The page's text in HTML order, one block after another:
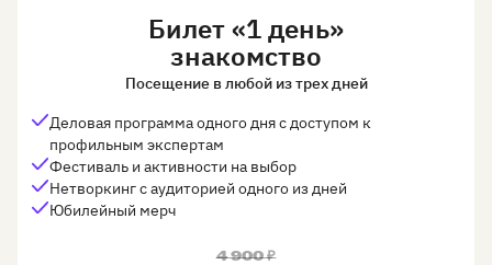
Билет «1 день»
знакомство
Посещение в любой из трех дней
Деловая программа одного дня с доступом к
профильным экспертам
Фестиваль и активности на выбор
Нетворкинг с аудиторией одного из дней
Юбилейный мерч
4 900 ₽